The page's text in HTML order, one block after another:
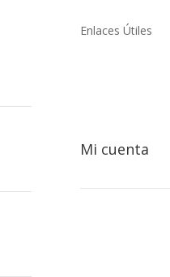
Enlaces Útiles
Mi cuenta